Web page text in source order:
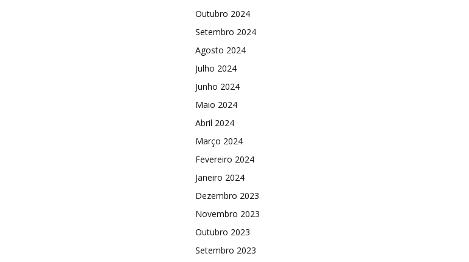
Outubro 2024
Setembro 2024
Agosto 2024
Julho 2024
Junho 2024
Maio 2024
Abril 2024
Março 2024
Fevereiro 2024
Janeiro 2024
Dezembro 2023
Novembro 2023
Outubro 2023
Setembro 2023